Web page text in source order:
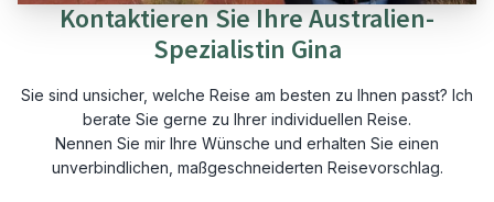
Kontaktieren Sie Ihre Australien-
Spezialistin Gina
Sie sind unsicher, welche Reise am besten zu Ihnen passt? Ich
berate Sie gerne zu Ihrer individuellen Reise.
Nennen Sie mir Ihre Wünsche und erhalten Sie einen
unverbindlichen, maßgeschneiderten Reisevorschlag.